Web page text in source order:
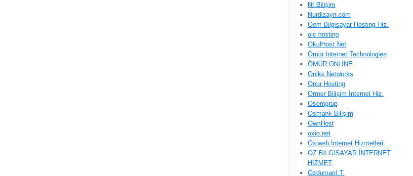
Nt Bilişim
Nurdizayn.com
Oem Bilgisayar Hosting Hiz.
oic hosting
OkulHost.Net
Ömür Internet Technologies
ÖMÜR ONLİNE
Oniks Networks
Onur Hosting
Ormer Bilişim İnternet Hiz.
Osemgrup
Osmanlı Bilişim
OwnHost
oxio.net
Oxiweb İnternet Hizmetleri
OZ BILGISAYAR İNTERNET
HIZMET
ÖzdumanI.T.